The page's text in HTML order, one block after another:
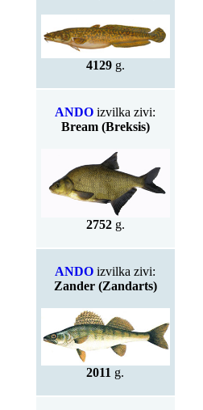
4129 g.
ANDO izvilka zivi:
Bream (Breksis)
2752 g.
ANDO izvilka zivi:
Zander (Zandarts)
2011 g.